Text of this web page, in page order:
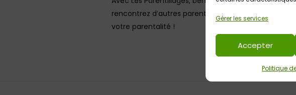
Gérer les services
Accepter
Politique
rencontrez d’autres parents en toute convivialité !
votre parentalité !
Plus d’infos